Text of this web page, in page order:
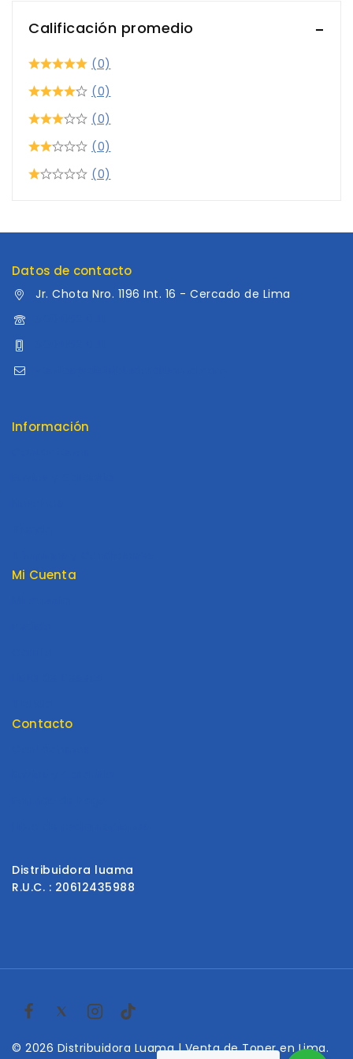
Calificación promedio
(0)
(0)
(0)
(0)
(0)
Datos de contacto
Jr. Chota Nro. 1196 Int. 16 - Cercado de Lima
Información
Mi Cuenta
Contacto
Distribuidora luama
R.U.C. : 20612435988
© 2026 Distribuidora Luama | Venta de Toner en Lima.